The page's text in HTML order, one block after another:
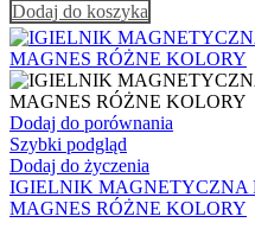
Dodaj do koszyka
Dodaj do porównania
Szybki podgląd
Dodaj do życzenia
IGIELNIK MAGNETYCZNA
MAGNES RÓŻNE KOLORY